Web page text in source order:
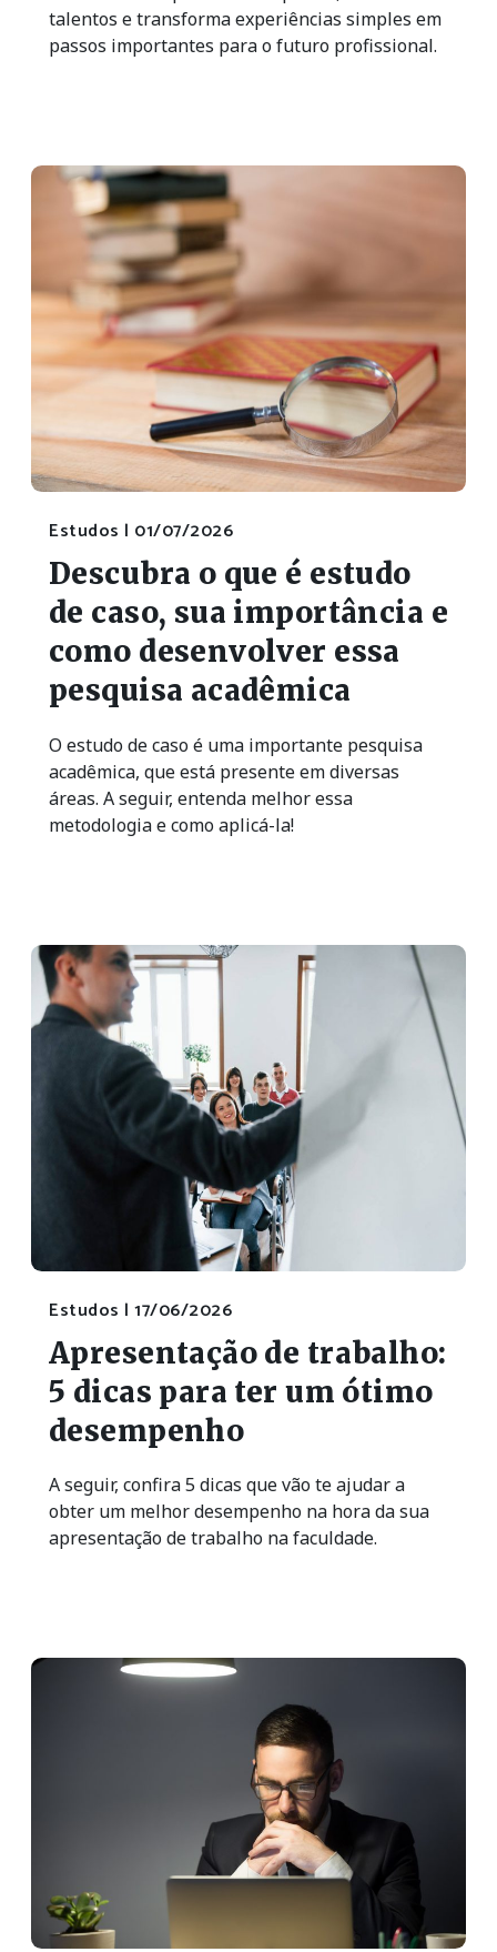
talentos e transforma experiências simples em
passos importantes para o futuro profissional.
Estudos | 01/07/2026
Descubra o que é estudo
de caso, sua importância e
como desenvolver essa
pesquisa acadêmica
O estudo de caso é uma importante pesquisa
acadêmica, que está presente em diversas
áreas. A seguir, entenda melhor essa
metodologia e como aplicá-la!
Estudos | 17/06/2026
Apresentação de trabalho:
5 dicas para ter um ótimo
desempenho
A seguir, confira 5 dicas que vão te ajudar a
obter um melhor desempenho na hora da sua
apresentação de trabalho na faculdade.